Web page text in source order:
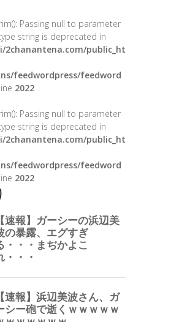
Passing null to parameter
string is deprecated in
2chanantena.com/public_ht
feedwordpress/feedword
2022
Passing null to parameter
string is deprecated in
2chanantena.com/public_ht
feedwordpress/feedword
2022